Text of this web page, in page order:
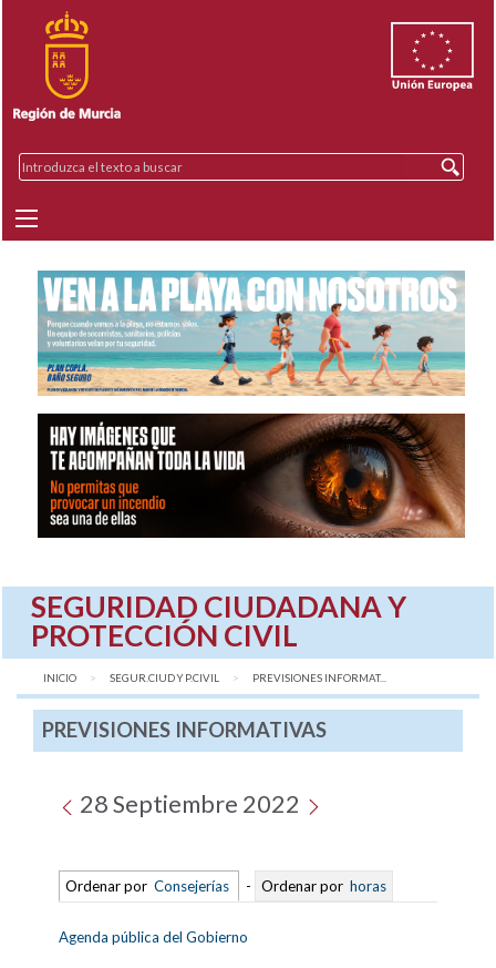
SEGURIDAD CIUDADANA Y
PROTECCIÓN CIVIL
INICIO SEGUR.CIUD Y P.CIVIL AQUÍ:
PREVISIONES INFORMAT...
PREVISIONES INFORMATIVAS
28 Septiembre 2022
Ordenar por Consejerías - Ordenar por horas
Agenda pública del Gobierno